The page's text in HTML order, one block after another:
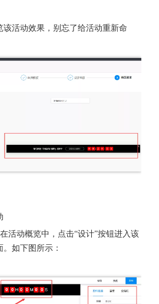
活动效果，别忘了给活动重新命
活动概览中，点击“设计”按钮进入该
如下图所示：